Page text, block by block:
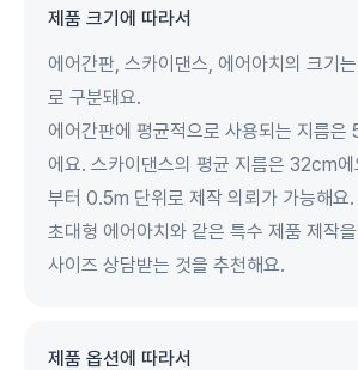
제품 크기에 따라서
에어간판, 스카이댄스, 에어아치의 크기
로 구분돼요.
에어간판에 평균적으로 사용되는 지름
에요. 스카이댄스의 평균 지름은 32cm
부터 0.5m 단위로 제작 의뢰가 가능해요.
초대형 에어아치와 같은 특수 제품 제작
사이즈 상담받는 것을 추천해요.
제품 옵션에 따라서